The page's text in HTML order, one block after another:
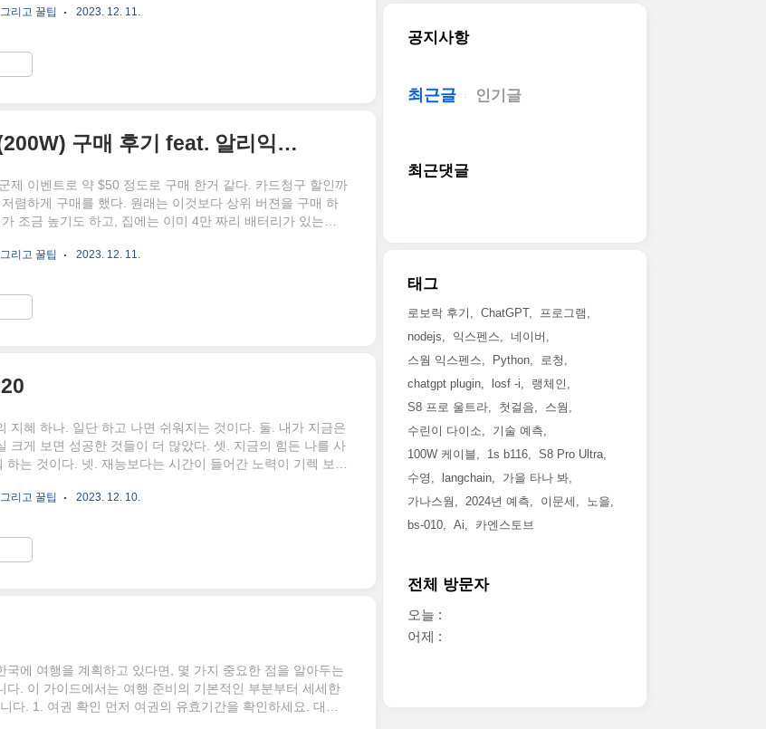
술과 같은 분야의 광범위한 주제에 대해 더욱 강력하고 기술
료 서비스가 하이브리드화되고, 풍부한 데이터를 통해 진단
선되면서 여성 의료는 변곡점에 도달했음. 펨테크의 부상은
리고 꿀팁 2023. 12. 11.
Anker 20,000mAh Power Back(200W) 구매 후기 feat. 알리익스프레스
제 이벤트로 약 $50 정도로 구매 한거 같다. 카드청구 할인까
렴하게 구매를 했다. 원래는 이것보다 상위 버젼을 구매 하
조금 높기도 하고, 집에는 이미 4만 짜리 배터리가 있는데,
용량으로 구매를 하였다. 사실 구매를 결정하게 된 계기는 맥
해야할 때나 사용하지... 딱히 맥북에는 사용할일이 과연 있
그럼 왜 산거지?....... 제품은 뒷모습은 보통의 전자제품 모
리고 꿀팁 2023. 12. 11.
지혜 하나. 일단 하고 나면 쉬워지는 것이다. 둘. 내가 지금은
크게 보면 성공한 것들이 더 많았다. 셋. 지금의 힘든 나를 사
하는 것이다. 넷. 재능보다는 시간이 들어간 노력이 기렉 보면
사실은 거의 다 온 순간일 수 있다. 일곱. 목표에 집중 하기 보
한다. 아홉. 그냥하거나, 무서우면 무서운 채로 그냥 해야한
일을 할때와 좋아하는 일을 할 때의 성과는 처음에는 비슷해
리고 꿀팁 2023. 12. 10.
국에 여행을 계획하고 있다면, 몇 가지 중요한 점을 알아두는
다. 이 가이드에서는 여행 준비의 기본적인 부분부터 세세한
다. 1. 여권 확인 먼저 여권의 유효기간을 확인하세요. 대부
공지사항
최근글 인기글
최근댓글
태그
로보락 후기 ChatGPT
프로그램
nodejs
익스펜스
네이버
스웜 익스펜스
Python
로청
chatgpt plugin
losf -i
랭체인
S8 프로 울트라
첫걸음
스웜
수린이 다이소
기술 예측
100W 케이블
1s b116
S8 Pro Ultra
수영
langchain
가을 타나 봐
가나스웜
2024년 예측 이문세
노을
bs-010
Ai 카엔스토브
전체 방문자
오늘 :
어제 :